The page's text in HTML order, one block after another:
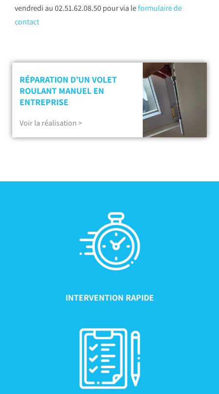
vendredi au 02.51.62.08.50 pour via leformulaire de
contact
RÉPARATION D’UN VOLET
ROULANT MANUEL EN
ENTREPRISE
Voir la réalisation >
INTERVENTION RAPIDE